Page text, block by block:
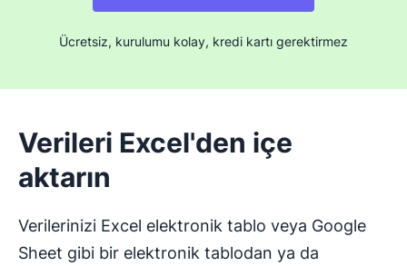
Ücretsiz, kurulumu kolay, kredi kartı gerektirmez
Verileri Excel'den içe
aktarın
Verilerinizi Excel elektronik tablo veya Google
Sheet gibi bir elektronik tablodan ya da